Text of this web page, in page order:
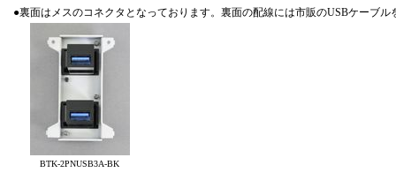
●裏面はメスのコネクタとなっております。裏面の配線には市販のUSBケーブル
BTK-2PNUSB3A-BK